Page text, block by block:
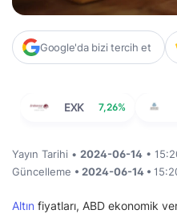
Google'da bizi tercih et
EXK 7,26%
Yayın Tarihi • 2024-06-14 •
Güncelleme • 2024-06-14 •
Altın fiyatları, ABD ekonomik